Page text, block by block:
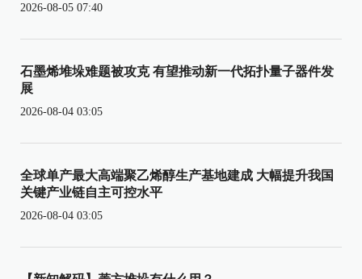
2026-08-05 07:40
石墨烯堆垛难题被攻克 有望推动新一代拓扑量子器件发
展
2026-08-04 03:05
全球单产最大高端聚乙烯醇生产基地建成 大幅提升我国
关键产业链自主可控水平
2026-08-04 03:05